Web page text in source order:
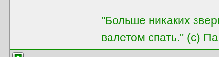
"Больше никаких
валетом спать." (с)